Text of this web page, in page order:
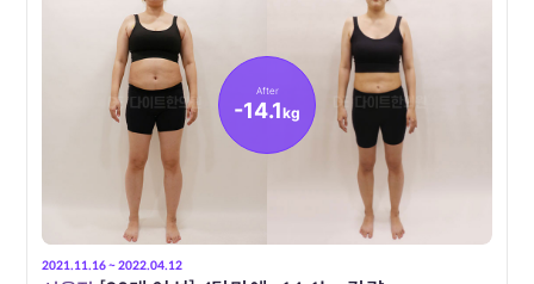
After
-14.1kg
2021.11.16 ~ 2022.04.12